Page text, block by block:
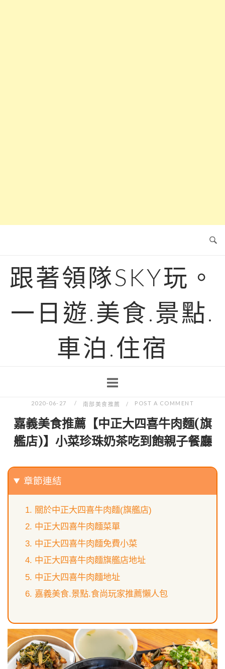
跟著領隊SKY玩。
一日遊.美食.景點.
車泊.住宿
2020-06-27 南部美食推薦 POST A COMMENT
嘉義美食推薦【中正大四喜牛肉麵(旗
艦店)】小菜珍珠奶茶吃到飽親子餐廳
章節連結
關於中正大四喜牛肉麵(旗艦店)
中正大四喜牛肉麵菜單
中正大四喜牛肉麵免費小菜
中正大四喜牛肉麵旗艦店地址
中正大四喜牛肉麵地址
嘉義美食.景點.食尚玩家推薦懶人包